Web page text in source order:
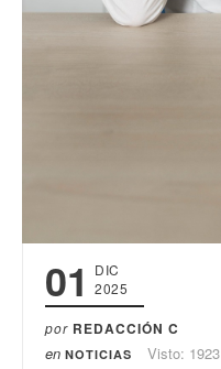
01
DIC
2025
por REDACCIÓN C
en NOTICIAS Visto: 1923